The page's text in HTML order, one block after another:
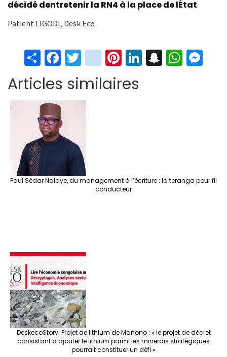
décidé dentretenir la RN4 à la place de lÉtat
Patient LIGODI, Desk Eco
S
h
ar
e
Fa
ce
b
o
k
T
wi
tt
er
in
st
ag
Pi
er
Li S W
Articles similaires
Paul Sédar Ndiaye, du management à l’écriture : la teranga pour fil
conducteur
DeskecoStory: Projet de lithium de Manono : « le projet de décret
consistant à ajouter le lithium parmi les minerais stratégiques
pourrait constituer un défi »